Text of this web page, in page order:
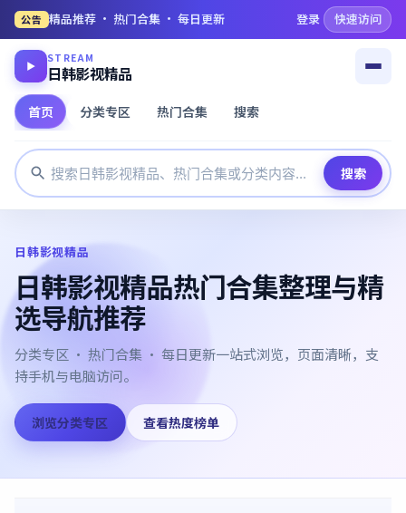
公告 精品推荐 · 热门合集 · 每日更新 登录 快速访问
▶
STREAM
日韩影视精品
首页 分类专区 热门合集 搜索
搜索
日韩影视精品
日韩影视精品热门合集整理与精
选导航推荐
分类专区 · 热门合集 · 每日更新一站式浏览，页面清晰，支
持手机与电脑访问。
浏览分类专区 查看热度榜单